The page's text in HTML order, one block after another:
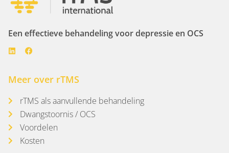
Een effectieve behandeling voor depressie en OCS
Meer over rTMS
rTMS als aanvullende behandeling
Dwangstoornis / OCS
Voordelen
Kosten